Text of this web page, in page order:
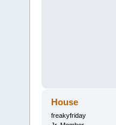
House
freakyfriday